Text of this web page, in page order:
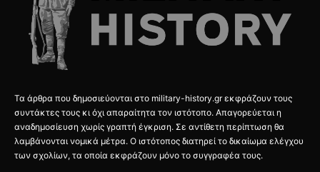
Τα άρθρα που δημοσιεύονται στο military-history.gr εκφράζουν τους
συντάκτες τους κι όχι απαραίτητα τον ιστότοπο. Απαγορεύεται η
αναδημοσίευση χωρίς γραπτή έγκριση. Σε αντίθετη περίπτωση θα
λαμβάνονται νομικά μέτρα. Ο ιστότοπος διατηρεί το δικαίωμα ελέγχου
των σχολίων, τα οποία εκφράζουν μόνο το συγγραφέα τους.